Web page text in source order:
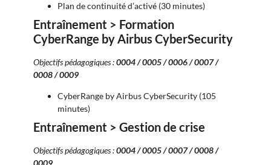
Plan de continuité d’activé (30 minutes)
Entraînement > Formation
CyberRange by Airbus CyberSecurity
Objectifs pédagogiques :0004 / 0005 / 0006 / 0007 /
0008 / 0009
CyberRange by Airbus CyberSecurity (105
minutes)
Entraînement > Gestion de crise
Objectifs pédagogiques :0004 / 0005 / 0007 / 0008 /